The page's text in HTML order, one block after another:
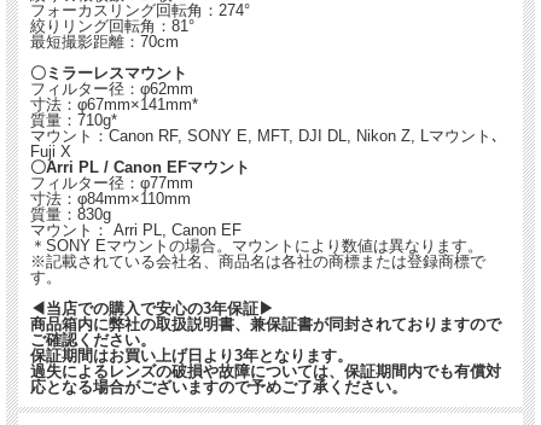
フォーカスリング回転角：274°
絞りリング回転角：81°
最短撮影距離：70cm
〇ミラーレスマウント
フィルター径：φ62mm
寸法：φ67mm×141mm*
質量：710g*
マウント：Canon RF, SONY E, MFT, DJI DL, Nikon Z, Lマウント､
Fuji X
〇Arri PL / Canon EFマウント
フィルター径：φ77mm
寸法：φ84mm×110mm
質量：830g
マウント： Arri PL, Canon EF
＊SONY Eマウントの場合。マウントにより数値は異なります。
※記載されている会社名、商品名は各社の商標または登録商標で
す。
◀当店での購入で安心の3年保証▶
商品箱内に弊社の取扱説明書、兼保証書が同封されておりますので
ご確認ください。
保証期間はお買い上げ日より3年となります。
過失によるレンズの破損や故障については、保証期間内でも有償対
応となる場合がございますので予めご了承ください。